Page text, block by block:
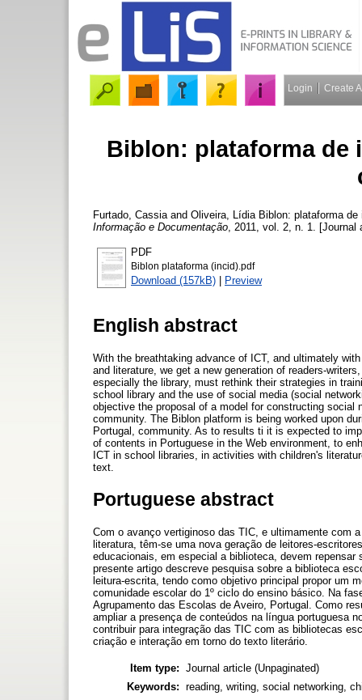
Login Create
Biblon: plataforma de
Furtado, Cassia and Oliveira, Lídia Biblon: plataforma
Informação e Documentação , 2011, vol. 2, n. 1.
PDF
Biblon plataforma (incid).pdf
Download (157kB) | Preview
English abstract
With the breathtaking advance of ICT, and ultimately
and literature, we get a new generation of readers-
especially the library, must rethink their strategies in
school library and the use of social media (social
objective the proposal of a model for constructing
community. The Biblon platform is being worked upon
Portugal, community. As to results ti it is expected to
of contents in Portuguese in the Web environment, to
ICT in school libraries, in activities with children's
text.
Portuguese abstract
Com o avanço vertiginoso das TIC, e ultimamente com
literatura, têm-se uma nova geração de leitores-
educacionais, em especial a biblioteca, devem
presente artigo descreve pesquisa sobre a biblioteca
leitura-escrita, tendo como objetivo principal propor um
comunidade escolar do 1º ciclo do ensino básico. Na
Agrupamento das Escolas de Aveiro, Portugal. Como
ampliar a presença de conteúdos na língua portuguesa
contribuir para integração das TIC com as bibliotecas
criação e interação em torno do texto literário.
Item type: Journal article (Unpaginated)
Keywords: reading, writing, social networking,